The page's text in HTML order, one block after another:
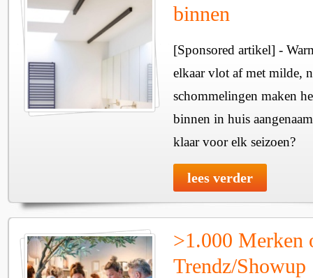
binnen
[Sponsored artikel] -
elkaar vlot af met milde,
schommelingen maken
binnen in huis
klaar voor elk seizoen?
lees verder
>1.000 Merken
Trendz/Showup